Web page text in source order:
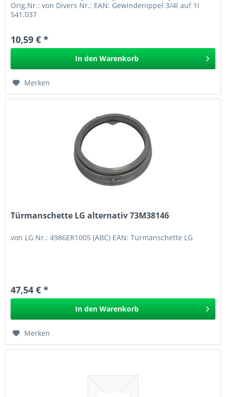
Orig.Nr.: von Divers Nr.: EAN: Gewindenippel 3/4I auf 1I
541.037
10,59 € *
In den Warenkorb
Merken
Türmanschette LG alternativ 73M38146
von LG Nr.: 4986ER1005 (ABC) EAN: Türmanschette LG
47,54 € *
In den Warenkorb
Merken